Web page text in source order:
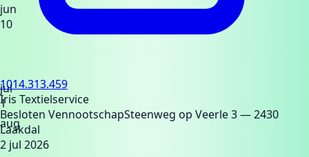
jun
10
jul
1
aug
1014.313.459
Iris Textielservice
Besloten VennootschapSteenweg op Veerle 3— 2430
Laakdal
2 jul 2026